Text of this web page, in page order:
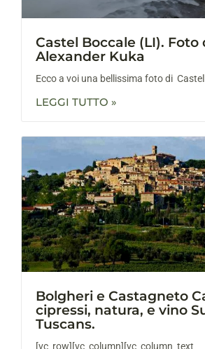
Castel Boccale (LI). Foto
Alexander Kuka
Ecco a voi una bellissima foto di
LEGGI TUTTO »
Bolgheri e Castagneto
cipressi, natura, e vino
Tuscans.
[vc_row][vc_column][vc_column_text